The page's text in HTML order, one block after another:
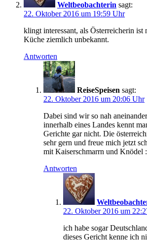
Weltbeobachterin sagt:
22. Oktober 2016 um 19:59 Uhr
klingt interessant, als Österreicherin ist
Küche ziemlich unbekannt.
Antworten
ReiseSpeisen sagt:
22. Oktober 2016 um 20:06 Uhr
Dabei sind wir so nah
innerhalb eines Landes kennt
Gerichte gar nicht. Die
sehr gern und freue mich jetzt
mit Kaiserschmarrn und Knödel
Antworten
22. Oktober 2016 um
ich habe sogar
dieses Gericht kenne ich